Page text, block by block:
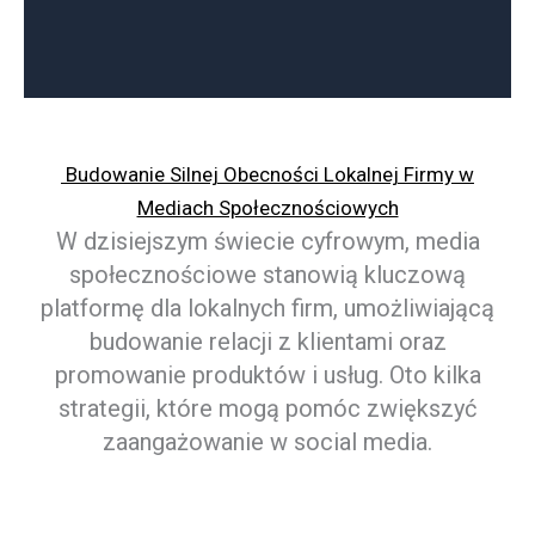
Budowanie Silnej Obecności Lokalnej Firmy w
Mediach Społecznościowych
W dzisiejszym świecie cyfrowym, media
społecznościowe stanowią kluczową
platformę dla lokalnych firm, umożliwiającą
budowanie relacji z klientami oraz
promowanie produktów i usług. Oto kilka
strategii, które mogą pomóc zwiększyć
zaangażowanie w social media.